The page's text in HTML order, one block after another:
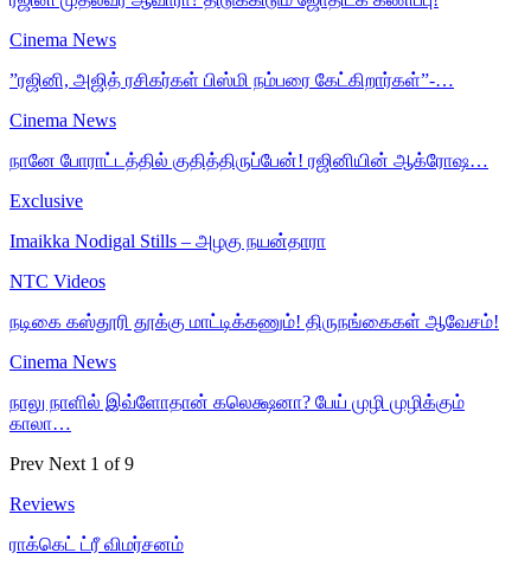
Cinema News
”ரஜினி, அஜித் ரசிகர்கள் பிஸ்மி நம்பரை கேட்கிறார்கள்”-…
Cinema News
நானே போராட்டத்தில் குதித்திருப்பேன்! ரஜினியின் ஆக்ரோஷ…
Exclusive
Imaikka Nodigal Stills – அழகு நயன்தாரா
NTC Videos
நடிகை கஸ்தூரி தூக்கு மாட்டிக்கணும்! திருநங்கைகள் ஆவேசம்!
Cinema News
நாலு நாளில் இவ்ளோதான் கலெக்ஷனா? பேய் முழி முழிக்கும்
காலா…
Prev Next 1 of 9
Reviews
ராக்கெட் ட்ரீ விமர்சனம்